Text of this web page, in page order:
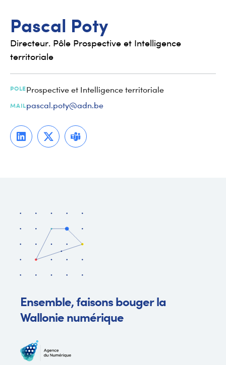
Pascal Poty
Directeur. Pôle Prospective et Intelligence
territoriale
POLEProspective et Intelligence territoriale
MAILpascal.poty@adn.be
Ensemble, faisons bouger la
Wallonie numérique